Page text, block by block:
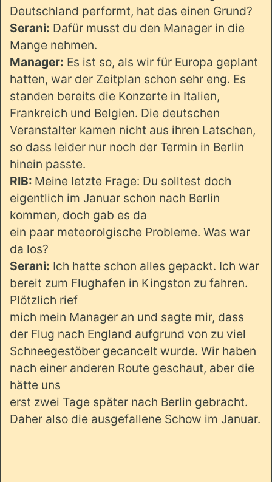
Deutschland performt, hat das einen Grund?
Serani: Dafür musst du den Manager in die
Mange nehmen.
Manager: Es ist so, als wir für Europa geplant
hatten, war der Zeitplan schon sehr eng. Es
standen bereits die Konzerte in Italien,
Frankreich und Belgien. Die deutschen
Veranstalter kamen nicht aus ihren Latschen,
so dass leider nur noch der Termin in Berlin
hinein passte.
RIB: Meine letzte Frage: Du solltest doch
eigentlich im Januar schon nach Berlin
kommen, doch gab es da
ein paar meteorolgische Probleme. Was war
da los?
Serani: Ich hatte schon alles gepackt. Ich war
bereit zum Flughafen in Kingston zu fahren.
Plötzlich rief
mich mein Manager an und sagte mir, dass
der Flug nach England aufgrund von zu viel
Schneegestöber gecancelt wurde. Wir haben
nach einer anderen Route geschaut, aber die
hätte uns
erst zwei Tage später nach Berlin gebracht.
Daher also die ausgefallene Schow im Januar.